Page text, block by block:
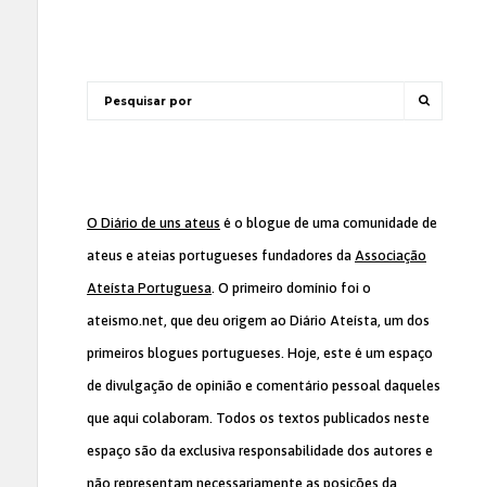
O Diário de uns ateus é o blogue de uma comunidade de
ateus e ateias portugueses fundadores da Associação
Ateísta Portuguesa. O primeiro domínio foi o
ateismo.net, que deu origem ao Diário Ateísta, um dos
primeiros blogues portugueses. Hoje, este é um espaço
de divulgação de opinião e comentário pessoal daqueles
que aqui colaboram. Todos os textos publicados neste
espaço são da exclusiva responsabilidade dos autores e
não representam necessariamente as posições da